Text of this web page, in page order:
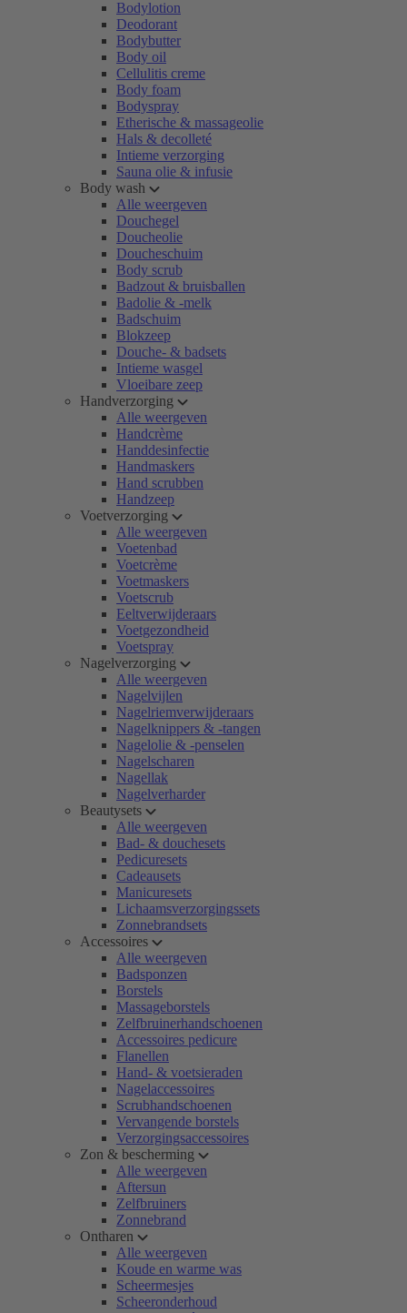
Bodylotion
Deodorant
Bodybutter
Body oil
Cellulitis creme
Body foam
Bodyspray
Etherische & massageolie
Hals & decolleté
Intieme verzorging
Sauna olie & infusie
Body wash
Alle weergeven
Douchegel
Doucheolie
Doucheschuim
Body scrub
Badzout & bruisballen
Badolie & -melk
Badschuim
Blokzeep
Douche- & badsets
Intieme wasgel
Vloeibare zeep
Handverzorging
Alle weergeven
Handcrème
Handdesinfectie
Handmaskers
Hand scrubben
Handzeep
Voetverzorging
Alle weergeven
Voetenbad
Voetcrème
Voetmaskers
Voetscrub
Eeltverwijderaars
Voetgezondheid
Voetspray
Nagelverzorging
Alle weergeven
Nagelvijlen
Nagelriemverwijderaars
Nagelknippers & -tangen
Nagelolie & -penselen
Nagelscharen
Nagellak
Nagelverharder
Beautysets
Alle weergeven
Bad- & douchesets
Pedicuresets
Cadeausets
Manicuresets
Lichaamsverzorgingssets
Zonnebrandsets
Accessoires
Alle weergeven
Badsponzen
Borstels
Massageborstels
Zelfbruinerhandschoenen
Accessoires pedicure
Flanellen
Hand- & voetsieraden
Nagelaccessoires
Scrubhandschoenen
Vervangende borstels
Verzorgingsaccessoires
Zon & bescherming
Alle weergeven
Aftersun
Zelfbruiners
Zonnebrand
Ontharen
Alle weergeven
Koude en warme was
Scheermesjes
Scheeronderhoud